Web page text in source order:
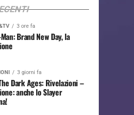
3 ore fa
Brand New Day, la
3 giorni fa
Dark Ages: Rivelazioni –
anche lo Slayer